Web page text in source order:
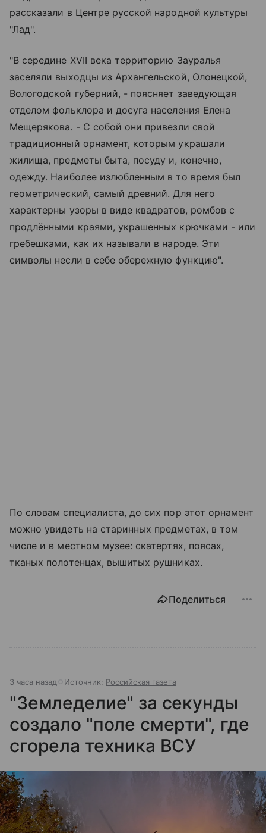
рассказали в Центре русской народной культуры
"Лад".
"В середине XVII века территорию Зауралья
заселяли выходцы из Архангельской, Олонецкой,
Вологодской губерний, - поясняет заведующая
отделом фольклора и досуга населения Елена
Мещерякова. - С собой они привезли свой
традиционный орнамент, которым украшали
жилища, предметы быта, посуду и, конечно,
одежду. Наиболее излюбленным в то время был
геометрический, самый древний. Для него
характерны узоры в виде квадратов, ромбов с
продлёнными краями, украшенных крючками - или
гребешками, как их называли в народе. Эти
символы несли в себе обережную функцию".
По словам специалиста, до сих пор этот орнамент
можно увидеть на старинных предметах, в том
числе и в местном музее: скатертях, поясах,
тканых полотенцах, вышитых рушниках.
Поделиться
3 часа назад Источник: Российская газета
"Земледелие" за секунды
создало "поле смерти", где
сгорела техника ВСУ